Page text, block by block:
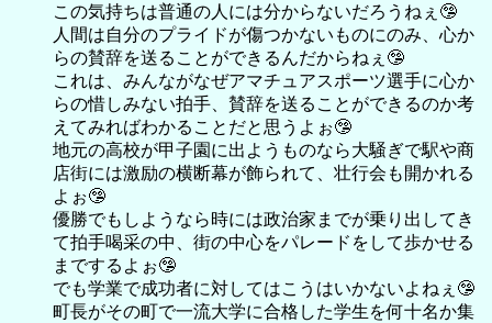
この気持ちは普通の人には分からないだろうねぇ🤥
人間は自分のプライドが傷つかないものにのみ、心か
らの賛辞を送ることができるんだからねぇ🤥
これは、みんながなぜアマチュアスポーツ選手に心か
らの惜しみない拍手、賛辞を送ることができるのか考
えてみればわかることだと思うよぉ🤥
地元の高校が甲子園に出ようものなら大騒ぎで駅や商
店街には激励の横断幕が飾られて、壮行会も開かれる
よぉ🤥
優勝でもしようなら時には政治家までが乗り出してき
て拍手喝采の中、街の中心をパレードをして歩かせる
までするよぉ🤥
でも学業で成功者に対してはこうはいかないよねぇ🤥
町長がその町で一流大学に合格した学生を何十名か集